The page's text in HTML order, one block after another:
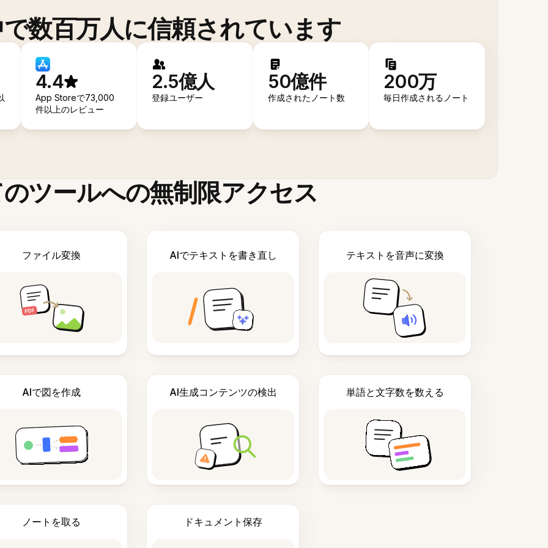
数百万人に信頼されています
4.4
App Storeで73,000
件以上のレビュー
2.5億人
登録ユーザー
50億件
作成されたノート数
200万
毎日作成されるノート
ツールへの無制限アクセス
ファイル変換 AIでテキストを書き直し テキストを音声に変換
AIで図を作成 AI生成コンテンツの検出 単語と文字数を数える
ノートを取る ドキュメント保存